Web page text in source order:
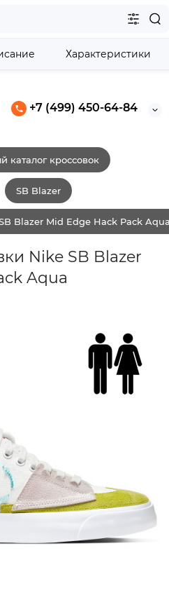
+7 (499) 450-64-84
каталог кроссовок
SB Blazer
Blazer Mid Edge Hack Pack
Nike SB Blazer
Aqua
Характеристики